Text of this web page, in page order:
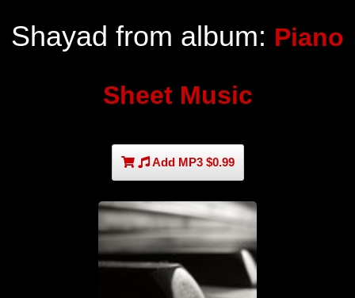
Shayad from album: Piano
Sheet Music
Add MP3 $0.99